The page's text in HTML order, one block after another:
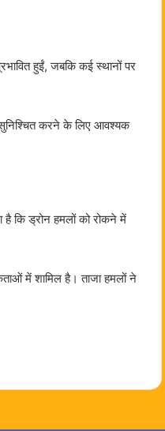
हुईं, जबकि कई स्थानों पर
सुनिश्चित करने के लिए आवश्यक
है कि ड्रोन हमलों को रोकने में
में शामिल है। ताजा हमलों ने